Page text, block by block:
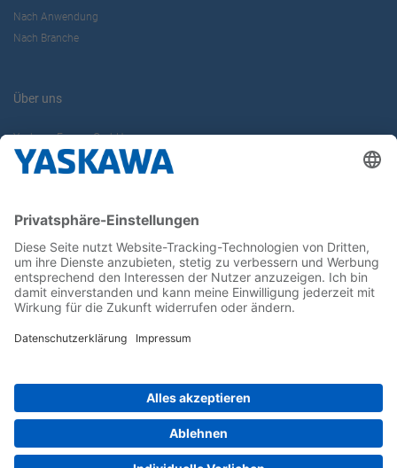
Nach Anwendung
Nach Branche
Über uns
Yaskawa Europe GmbH
Karriere
Newsletter
Follow us on...
Home